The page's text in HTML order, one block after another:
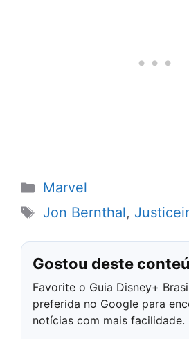
Categorias
Marvel
Tags
Jon Bernthal,
Gostou deste
Favorite o Guia Disney+
preferida no Google para
notícias com mais facilidade.